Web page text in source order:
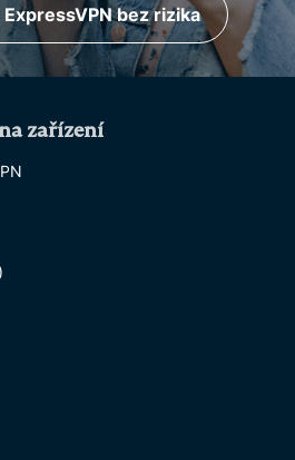
bez rizika
zařízení